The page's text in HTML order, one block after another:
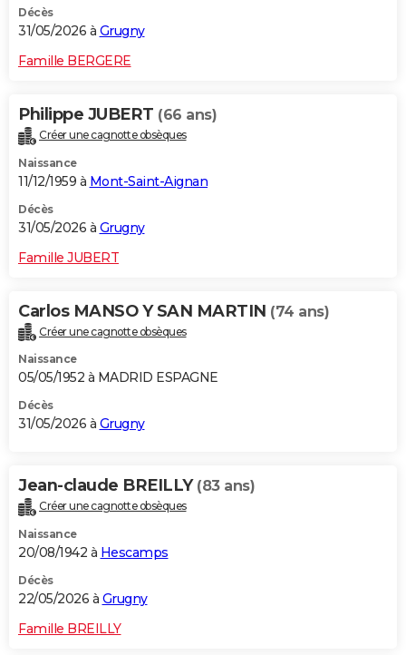
Décès
31/05/2026 à Grugny
Famille BERGERE
Philippe JUBERT (66 ans)
Créer une cagnotte obsèques
Naissance
11/12/1959 à Mont-Saint-Aignan
Décès
31/05/2026 à Grugny
Famille JUBERT
Carlos MANSO Y SAN MARTIN (74 ans)
Créer une cagnotte obsèques
Naissance
05/05/1952 à MADRID ESPAGNE
Décès
31/05/2026 à Grugny
Jean-claude BREILLY (83 ans)
Créer une cagnotte obsèques
Naissance
20/08/1942 à Hescamps
Décès
22/05/2026 à Grugny
Famille BREILLY